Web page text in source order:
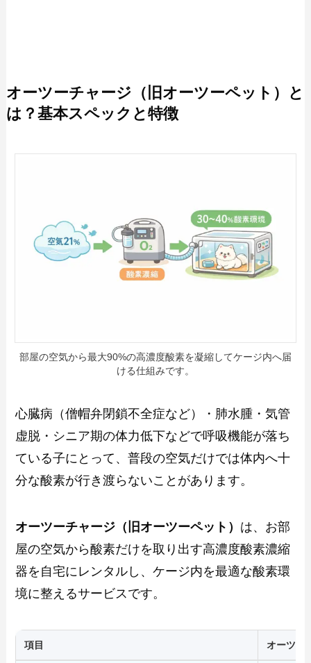
オーツーチャージ（旧オーツーペット）と
は？基本スペックと特徴
部屋の空気から最大90%の高濃度酸素を凝縮してケージ内へ届
ける仕組みです。
心臓病（僧帽弁閉鎖不全症など）・肺水腫・気管
虚脱・シニア期の体力低下などで呼吸機能が落ち
ている子にとって、普段の空気だけでは体内へ十
分な酸素が行き渡らないことがあります。
オーツーチャージ（旧オーツーペット） は、お部
屋の空気から酸素だけを取り出す高濃度酸素濃縮
器を自宅にレンタルし、ケージ内を最適な酸素環
境に整えるサービスです。
項目 オーツー